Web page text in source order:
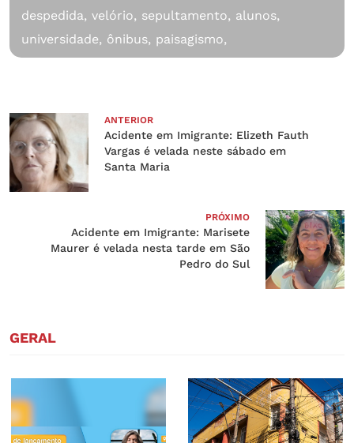
despedida, velório, sepultamento, alunos,
universidade, ônibus, paisagismo,
ANTERIOR
Acidente em Imigrante: Elizeth Fauth
Vargas é velada neste sábado em
Santa Maria
PRÓXIMO
Acidente em Imigrante: Marisete
Maurer é velada nesta tarde em São
Pedro do Sul
GERAL